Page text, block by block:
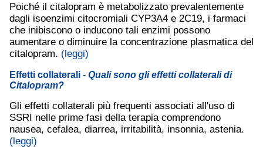
Poiché il citalopram è metabolizzato prevalentemente
dagli isoenzimi citocromiali CYP3A4 e 2C19, i farmaci
che inibiscono o inducono tali enzimi possono
aumentare o diminuire la concentrazione plasmatica del
citalopram. (leggi)
Effetti collaterali - Quali sono gli effetti collaterali di
Citalopram?
Gli effetti collaterali più frequenti associati all'uso di
SSRI nelle prime fasi della terapia comprendono
nausea, cefalea, diarrea, irritabilità, insonnia, astenia.
(leggi)